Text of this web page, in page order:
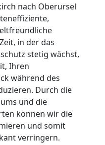
nach Oberursel
in der das
stetig wächst,
Ihren
während des
Durch die
und die
können wir die
und somit
verringern.